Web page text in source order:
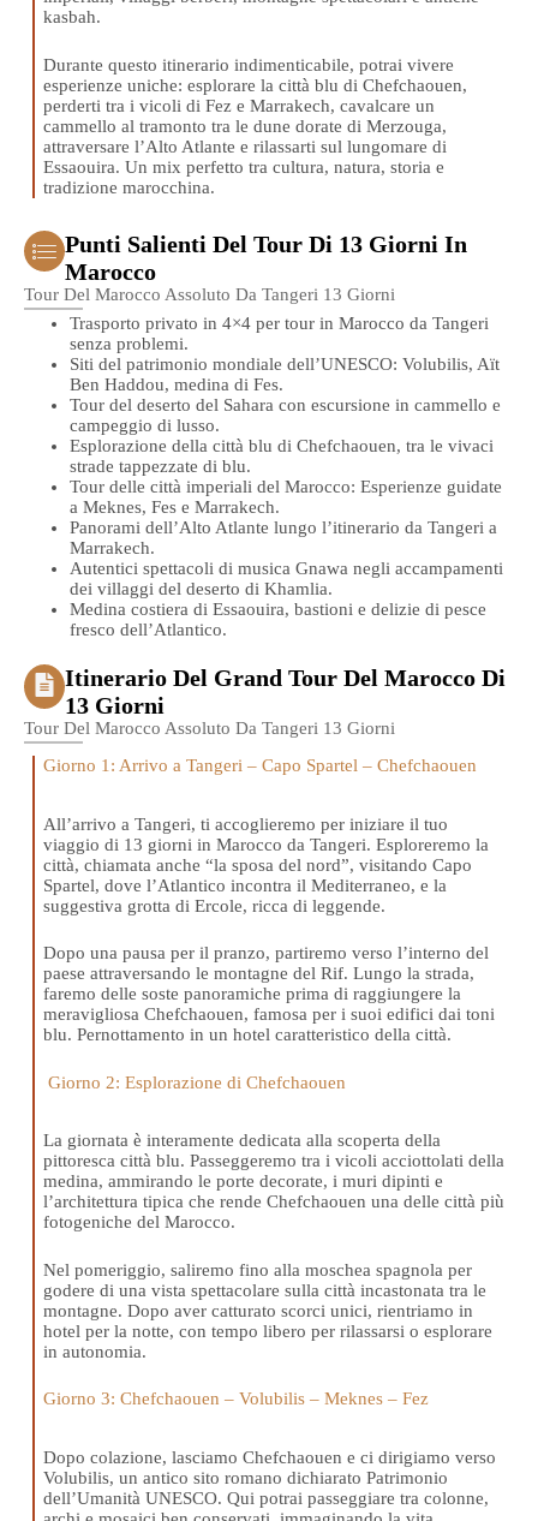
kasbah.
Durante questo itinerario indimenticabile, potrai vivere
esperienze uniche: esplorare la città blu di Chefchaouen,
perderti tra i vicoli di Fez e Marrakech, cavalcare un
cammello al tramonto tra le dune dorate di Merzouga,
attraversare l’Alto Atlante e rilassarti sul lungomare di
Essaouira. Un mix perfetto tra cultura, natura, storia e
tradizione marocchina.
Punti Salienti Del Tour Di 13 Giorni In
Marocco
Tour Del Marocco Assoluto Da Tangeri 13 Giorni
Trasporto privato in 4×4 per tour in Marocco da Tangeri
senza problemi.
Siti del patrimonio mondiale dell’UNESCO: Volubilis, Aït
Ben Haddou, medina di Fes.
Tour del deserto del Sahara con escursione in cammello e
campeggio di lusso.
Esplorazione della città blu di Chefchaouen, tra le vivaci
strade tappezzate di blu.
Tour delle città imperiali del Marocco: Esperienze guidate
a Meknes, Fes e Marrakech.
Panorami dell’Alto Atlante lungo l’itinerario da Tangeri a
Marrakech.
Autentici spettacoli di musica Gnawa negli accampamenti
dei villaggi del deserto di Khamlia.
Medina costiera di Essaouira, bastioni e delizie di pesce
fresco dell’Atlantico.
Itinerario Del Grand Tour Del Marocco Di
13 Giorni
Tour Del Marocco Assoluto Da Tangeri 13 Giorni
Giorno 1: Arrivo a Tangeri – Capo Spartel – Chefchaouen
All’arrivo a Tangeri, ti accoglieremo per iniziare il tuo
viaggio di 13 giorni in Marocco da Tangeri. Esploreremo la
città, chiamata anche “la sposa del nord”, visitando Capo
Spartel, dove l’Atlantico incontra il Mediterraneo, e la
suggestiva grotta di Ercole, ricca di leggende.
Dopo una pausa per il pranzo, partiremo verso l’interno del
paese attraversando le montagne del Rif. Lungo la strada,
faremo delle soste panoramiche prima di raggiungere la
meravigliosa Chefchaouen, famosa per i suoi edifici dai toni
blu. Pernottamento in un hotel caratteristico della città.
Giorno 2: Esplorazione di Chefchaouen
La giornata è interamente dedicata alla scoperta della
pittoresca città blu. Passeggeremo tra i vicoli acciottolati della
medina, ammirando le porte decorate, i muri dipinti e
l’architettura tipica che rende Chefchaouen una delle città più
fotogeniche del Marocco.
Nel pomeriggio, saliremo fino alla moschea spagnola per
godere di una vista spettacolare sulla città incastonata tra le
montagne. Dopo aver catturato scorci unici, rientriamo in
hotel per la notte, con tempo libero per rilassarsi o esplorare
in autonomia.
Giorno 3: Chefchaouen – Volubilis – Meknes – Fez
Dopo colazione, lasciamo Chefchaouen e ci dirigiamo verso
Volubilis, un antico sito romano dichiarato Patrimonio
dell’Umanità UNESCO. Qui potrai passeggiare tra colonne,